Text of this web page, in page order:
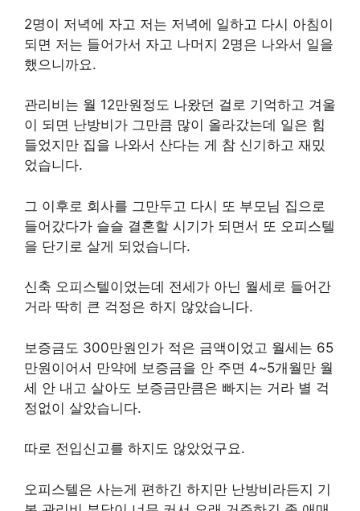
2명이 저녁에 자고 저는 저녁에 일하고 다시 아침이
되면 저는 들어가서 자고 나머지 2명은 나와서 일을
했으니까요.
관리비는 월 12만원정도 나왔던 걸로 기억하고 겨울
이 되면 난방비가 그만큼 많이 올라갔는데 일은 힘
들었지만 집을 나와서 산다는 게 참 신기하고 재밌
었습니다.
그 이후로 회사를 그만두고 다시 또 부모님 집으로
들어갔다가 슬슬 결혼할 시기가 되면서 또 오피스텔
을 단기로 살게 되었습니다.
신축 오피스텔이었는데 전세가 아닌 월세로 들어간
거라 딱히 큰 걱정은 하지 않았습니다.
보증금도 300만원인가 적은 금액이었고 월세는 65
만원이어서 만약에 보증금을 안 주면 4~5개월만 월
세 안 내고 살아도 보증금만큼은 빠지는 거라 별 걱
정없이 살았습니다.
따로 전입신고를 하지도 않았었구요.
오피스텔은 사는게 편하긴 하지만 난방비라든지 기